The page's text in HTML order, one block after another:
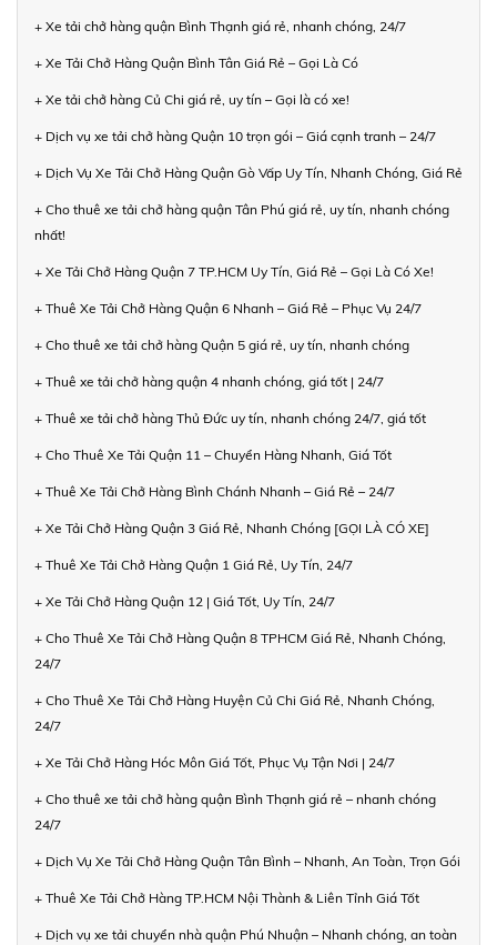
+ Xe tải chở hàng quận Bình Thạnh giá rẻ, nhanh chóng, 24/7
+ Xe Tải Chở Hàng Quận Bình Tân Giá Rẻ – Gọi Là Có
+ Xe tải chở hàng Củ Chi giá rẻ, uy tín – Gọi là có xe!
+ Dịch vụ xe tải chở hàng Quận 10 trọn gói – Giá cạnh tranh – 24/7
+ Dịch Vụ Xe Tải Chở Hàng Quận Gò Vấp Uy Tín, Nhanh Chóng, Giá Rẻ
+ Cho thuê xe tải chở hàng quận Tân Phú giá rẻ, uy tín, nhanh chóng
nhất!
+ Xe Tải Chở Hàng Quận 7 TP.HCM Uy Tín, Giá Rẻ – Gọi Là Có Xe!
+ Thuê Xe Tải Chở Hàng Quận 6 Nhanh – Giá Rẻ – Phục Vụ 24/7
+ Cho thuê xe tải chở hàng Quận 5 giá rẻ, uy tín, nhanh chóng
+ Thuê xe tải chở hàng quận 4 nhanh chóng, giá tốt | 24/7
+ Thuê xe tải chở hàng Thủ Đức uy tín, nhanh chóng 24/7, giá tốt
+ Cho Thuê Xe Tải Quận 11 – Chuyển Hàng Nhanh, Giá Tốt
+ Thuê Xe Tải Chở Hàng Bình Chánh Nhanh – Giá Rẻ – 24/7
+ Xe Tải Chở Hàng Quận 3 Giá Rẻ, Nhanh Chóng [GỌI LÀ CÓ XE]
+ Thuê Xe Tải Chở Hàng Quận 1 Giá Rẻ, Uy Tín, 24/7
+ Xe Tải Chở Hàng Quận 12 | Giá Tốt, Uy Tín, 24/7
+ Cho Thuê Xe Tải Chở Hàng Quận 8 TPHCM Giá Rẻ, Nhanh Chóng,
24/7
+ Cho Thuê Xe Tải Chở Hàng Huyện Củ Chi Giá Rẻ, Nhanh Chóng,
24/7
+ Xe Tải Chở Hàng Hóc Môn Giá Tốt, Phục Vụ Tận Nơi | 24/7
+ Cho thuê xe tải chở hàng quận Bình Thạnh giá rẻ – nhanh chóng
24/7
+ Dịch Vụ Xe Tải Chở Hàng Quận Tân Bình – Nhanh, An Toàn, Trọn Gói
+ Thuê Xe Tải Chở Hàng TP.HCM Nội Thành & Liên Tỉnh Giá Tốt
+ Dịch vụ xe tải chuyển nhà quận Phú Nhuận – Nhanh chóng, an toàn